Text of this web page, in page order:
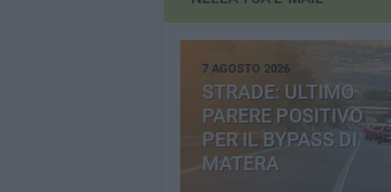
7 AGOSTO 2026
STRADE: ULTIMO
PARERE POSITIVO
PER IL BYPASS DI
MATERA